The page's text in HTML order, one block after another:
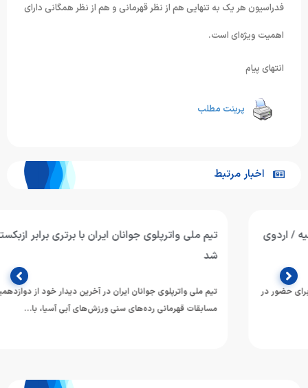
فدراسیون هر یک به تنهایی هم از نظر قهرمانی و هم از نظر همگانی دارای
اهمیت ویژه‌ای است.
انتهای پیام
پرینت مطلب
اخبار مرتبط
تیم ملی واترپلوی جوانان ایران با برتری برابر ازبکستان پنجم آسیا
تیم ملی واترپلوی جوانان ایران در آخرین دیدار خود از دوازدهمین دوره
مسابقات قهرمانی رده‌های سنی ورزش‌های آبی آسیا، با…